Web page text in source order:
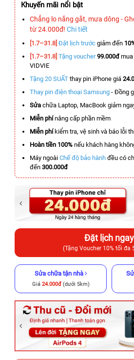
Khuyến mãi nổi bật
Chẳng lo nắng gắt, mưa dông -
từ 24.000đ! Chi tiết
[1.7–31.8] Đặt lịch trước giảm đến
[1.7–31.8] Tặng voucher 99.000đmua
VIDVIE
Tặng 20 SUẤT thay pin iPhone giá
Thay pin điện thoại Samsung - Đồng
Sửa chữa Laptop, MacBook giảm
Miễn phínâng cấp phần mềm
Miễn phíkiểm tra, vệ sinh và báo lỗi
Hoàn tiền 100% nếu khách hàng
Máy ngoài Chế độ bảo hành đều có
đến 300.000đ
Đặt lịch ngay
(Tặng Voucher 10% tối đa
Sửa chữa tận nhà
Giá 24.000đ(dưới 5km)